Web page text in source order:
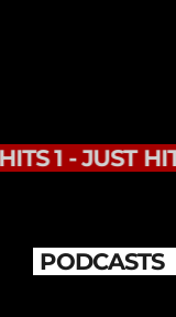
HITS 1 -
PODCASTS